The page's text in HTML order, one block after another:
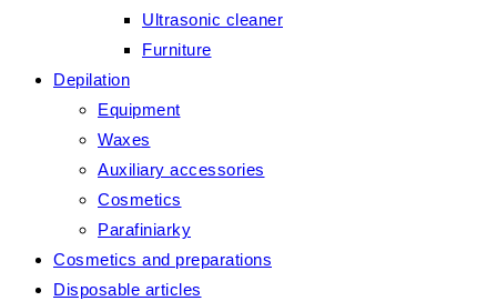
Ultrasonic cleaner
Furniture
Depilation
Equipment
Waxes
Auxiliary accessories
Cosmetics
Parafiniarky
Cosmetics and preparations
Disposable articles